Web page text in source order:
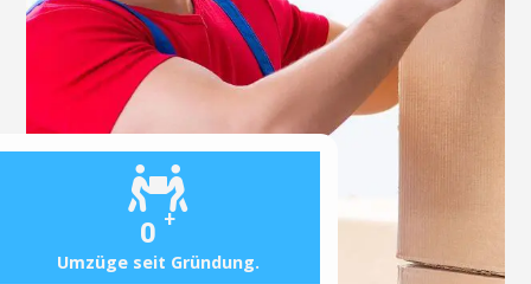
0 +
Umzüge seit Gründung.